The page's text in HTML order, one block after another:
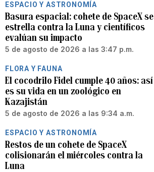
ESPACIO Y ASTRONOMÍA
Basura espacial: cohete de SpaceX se
estrella contra la Luna y científicos
evalúan su impacto
5 de agosto de 2026 a las 3:47 p.m.
FLORA Y FAUNA
El cocodrilo Fidel cumple 40 años: así
es su vida en un zoológico en
Kazajistán
5 de agosto de 2026 a las 9:34 a.m.
ESPACIO Y ASTRONOMÍA
Restos de un cohete de SpaceX
colisionarán el miércoles contra la
Luna